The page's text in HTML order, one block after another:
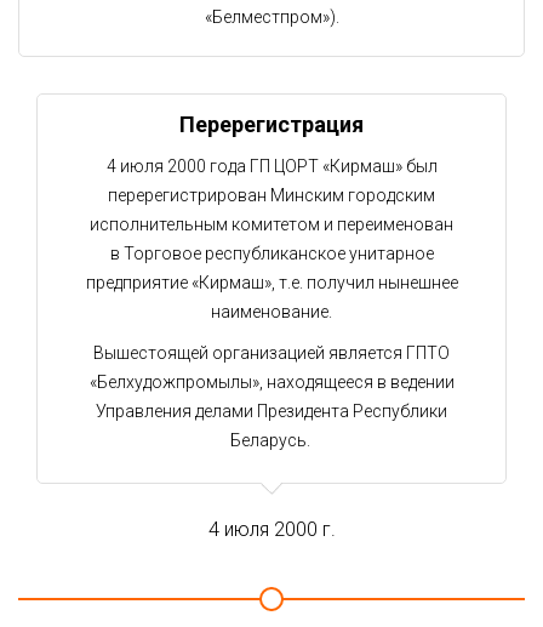
«Белместпром»).
Перерегистрация
4 июля 2000 года ГП ЦОРТ «Кирмаш» был
перерегистрирован Минским городским
исполнительным комитетом и переименован
в Торговое республиканское унитарное
предприятие «Кирмаш», т.е. получил нынешнее
наименование.
Вышестоящей организацией является ГПТО
«Белхудожпромылы», находящееся в ведении
Управления делами Президента Республики
Беларусь.
4 июля 2000 г.